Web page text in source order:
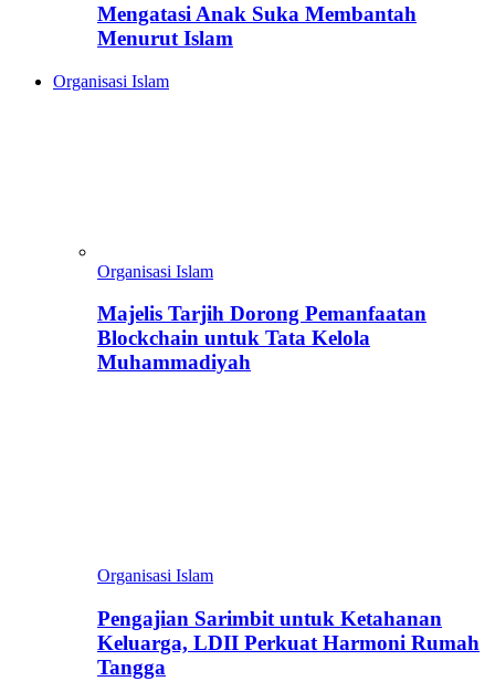
Mengatasi Anak Suka Membantah
Menurut Islam
Organisasi Islam
Organisasi Islam
Majelis Tarjih Dorong Pemanfaatan
Blockchain untuk Tata Kelola
Muhammadiyah
Organisasi Islam
Pengajian Sarimbit untuk Ketahanan
Keluarga, LDII Perkuat Harmoni Rumah
Tangga